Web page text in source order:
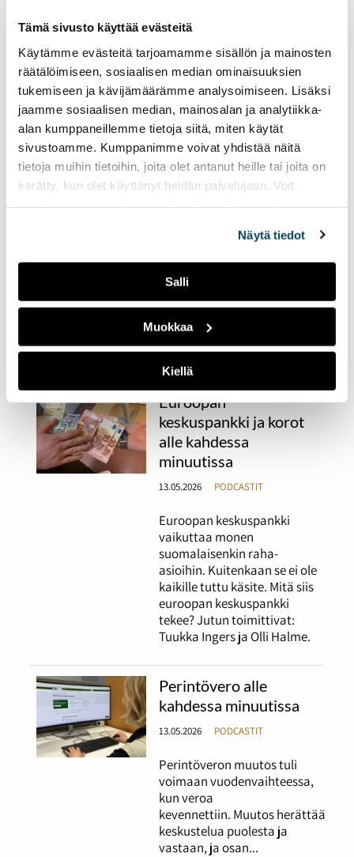
Tämä sivusto käyttää evästeitä
Käytämme evästeitä tarjoamamme sisällön ja mainosten
räätälöimiseen, sosiaalisen median ominaisuuksien
tukemiseen ja kävijämäärämme analysoimiseen. Lisäksi
jaamme sosiaalisen median, mainosalan ja analytiikka-
alan kumppaneillemme tietoja siitä, miten käytät
sivustoamme. Kumppanimme voivat yhdistää näitä
tietoja muihin tietoihin, joita olet antanut heille tai joita on
kerätty, kun olet käyttänyt heidän palvelujaan. Voit
Näytä tiedot
Salli
Muokkaa
Kiellä
Turun Pietari-seura
harkitsee
nimenvaihtoa
parantaakseen
imagoaan
13.05.2026 PODCASTIT
Turun Pietari-seura on
julkinen foorumi kaikille
Venäjästä kiinnostuneille.
historiaa ja kulttuuria
seuran toiminnassa on ollut
viime vuosina haasteita.
Haastattelussa seuran
puheenjohtaja Ulla-Maarit
Raitanen.
Euroopan
keskuspankki ja korot
alle kahdessa
minuutissa
13.05.2026 PODCASTIT
Euroopan keskuspankki
vaikuttaa monen
suomalaisenkin raha-
asioihin. Kuitenkaan se ei ole
kaikille tuttu käsite. Mitä siis
euroopan keskuspankki
tekee? Jutun toimittivat:
Tuukka Ingers ja Olli Halme.
Perintövero alle
kahdessa minuutissa
13.05.2026 PODCASTIT
Perintöveron muutos tuli
voimaan vuodenvaihteessa,
kun veroa
kevennettiin. Muutos herättää
keskustelua puolesta ja
vastaan, ja osan...